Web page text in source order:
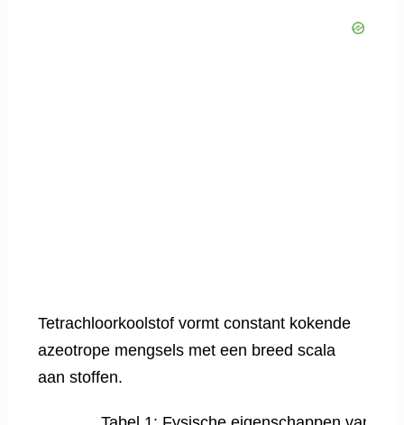
Tetrachloorkoolstof vormt constant kokende
azeotrope mengsels met een breed scala
aan stoffen.